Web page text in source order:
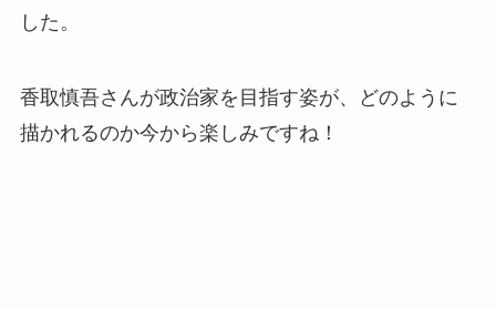
した。
香取慎吾さんが政治家を目指す姿が、どのように
描かれるのか今から楽しみですね！